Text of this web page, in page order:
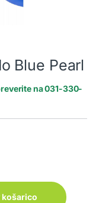
Blue Pearl
na 031-330-
košarico